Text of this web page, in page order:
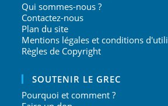
Qui sommes-nous ?
Contactez-nous
Plan du site
Mentions légales et conditions
Règles de Copyright
SOUTENIR LE GREC
Pourquoi et comment ?